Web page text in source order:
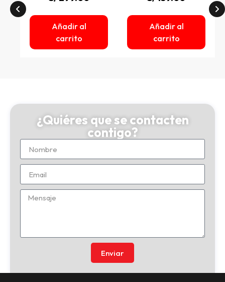
Añadir al
carrito
Añadir al
carrito
¿Quiéres que se contacten
contigo?
Enviar